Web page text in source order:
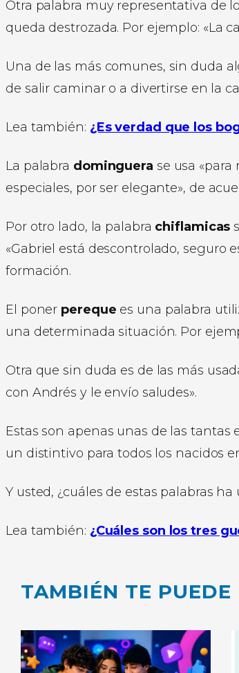
Otra palabra muy representativa de
queda destrozada. Por ejemplo: «La
Una de las más comunes, sin duda
de salir caminar o a divertirse en la
Lea también: ¿Es verdad que los
La palabra dominguera se usa
especiales, por ser elegante», de
Por otro lado, la palabra chiflamicas
«Gabriel está descontrolado, seguro
formación.
El poner pereque es una palabra
una determinada situación. Por
Otra que sin duda es de las más
con Andrés y le envío saludes».
Estas son apenas unas de las
un distintivo para todos los nacidos
Y usted, ¿cuáles de estas palabras ha
Lea también: ¿Cuáles son los tres
TAMBIÉN TE PUEDE